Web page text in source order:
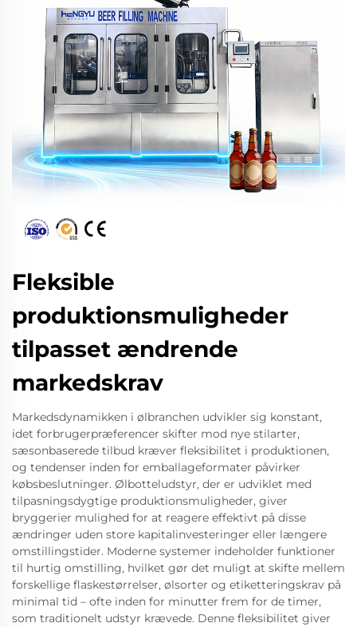
Fleksible
produktionsmuligheder
tilpasset ændrende
markedskrav
Markedsdynamikken i ølbranchen udvikler sig konstant,
idet forbrugerpræferencer skifter mod nye stilarter,
sæsonbaserede tilbud kræver fleksibilitet i produktionen,
og tendenser inden for emballageformater påvirker
købsbeslutninger. Ølbotteludstyr, der er udviklet med
tilpasningsdygtige produktionsmuligheder, giver
bryggerier mulighed for at reagere effektivt på disse
ændringer uden store kapitalinvesteringer eller længere
omstillingstider. Moderne systemer indeholder funktioner
til hurtig omstilling, hvilket gør det muligt at skifte mellem
forskellige flaskestørrelser, ølsorter og etiketteringskrav på
minimal tid – ofte inden for minutter frem for de timer,
som traditionelt udstyr krævede. Denne fleksibilitet giver